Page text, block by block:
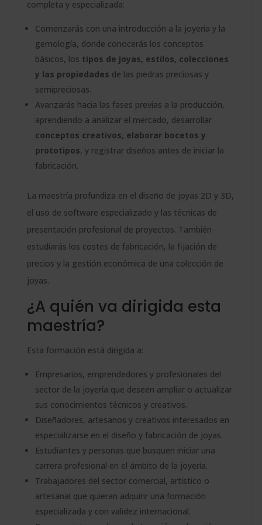
completa y especializada:
Comenzarás con una introducción a la joyería y la
gemología, donde conocerás los conceptos
básicos, los tipos de joyas, estilos, colecciones
y las propiedades de las piedras preciosas y
semipreciosas.
Avanzarás hacia las fases previas a la producción,
aprendiendo a analizar el mercado, desarrollar
conceptos creativos, elaborar bocetos y
prototipos, y registrar diseños antes de iniciar la
fabricación.
La maestría profundiza en el diseño de joyas 2D y 3D,
el uso de software especializado y las técnicas de
presentación profesional de proyectos. También
estudiarás los costes de fabricación, la fijación de
precios y la gestión económica de una colección de
joyas.
¿A quién va dirigida esta
maestría?
Esta formación está dirigida a:
Empresarios, emprendedores y profesionales del
sector de la joyería que deseen ampliar o actualizar
sus conocimientos técnicos y creativos.
Diseñadores, artesanos y creativos interesados en
especializarse en el diseño y fabricación de joyas.
Estudiantes y personas que busquen iniciar una
carrera profesional en el ámbito de la joyería.
Trabajadores del sector comercial, artístico o
artesanal que quieran adquirir una formación
especializada y con validez internacional.